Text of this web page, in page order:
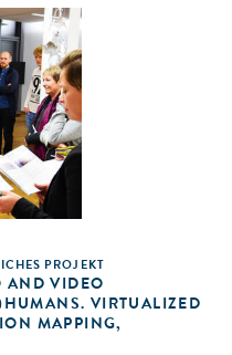
PROJEKT
AND VIDEO
VIRTUALIZED
MAPPING,